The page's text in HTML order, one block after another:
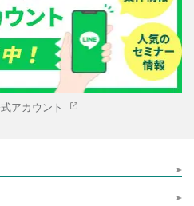
アカウント